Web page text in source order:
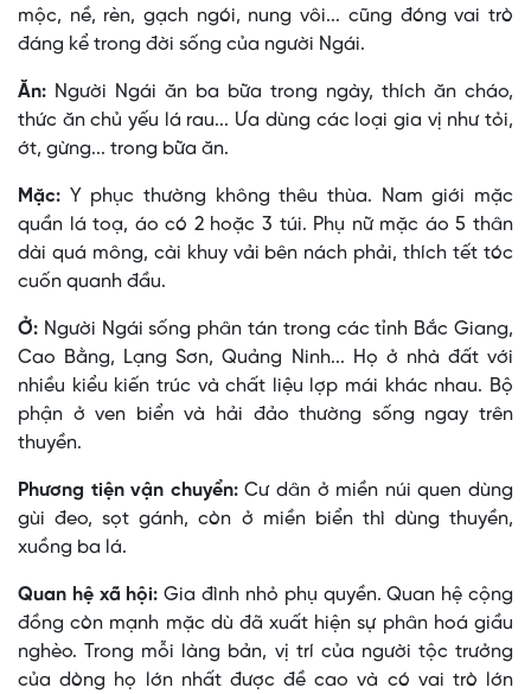
mộc, nề, rèn, gạch ngói, nung vôi... cũng đóng vai trò
đáng kể trong đời sống của người Ngái.
Ăn: Người Ngái ăn ba bữa trong ngày, thích ăn cháo,
thức ăn chủ yếu lá rau... Ưa dùng các loại gia vị như tỏi,
ớt, gừng... trong bữa ăn.
Mặc: Y phục thường không thêu thùa. Nam giới mặc
quần lá toạ, áo có 2 hoặc 3 túi. Phụ nữ mặc áo 5 thân
dài quá mông, cài khuy vải bên nách phải, thích tết tóc
cuốn quanh đầu.
Ở: Người Ngái sống phân tán trong các tỉnh Bắc Giang,
Cao Bằng, Lạng Sơn, Quảng Ninh... Họ ở nhà đất với
nhiều kiểu kiến trúc và chất liệu lợp mái khác nhau. Bộ
phận ở ven biển và hải đảo thường sống ngay trên
thuyền.
Phương tiện vận chuyển:Cư dân ở miền núi quen dùng
gùi đeo, sọt gánh, còn ở miền biển thì dùng thuyền,
xuồng ba lá.
Quan hệ xã hội: Gia đình nhỏ phụ quyền. Quan hệ cộng
đồng còn mạnh mặc dù đã xuất hiện sự phân hoá giầu
nghèo. Trong mỗi làng bản, vị trí của người tộc trưởng
của dòng họ lớn nhất được đề cao và có vai trò lớn